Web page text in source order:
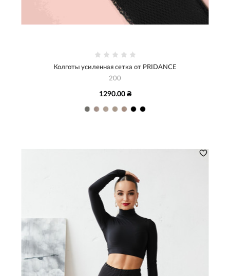
Колготы усиленная сетка от PRIDANCE
200
1290.00 ₴